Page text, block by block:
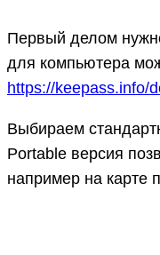
Первый делом
для компьютера
https://keepass.info/
Выбираем
Portable версия
например на карте